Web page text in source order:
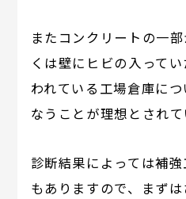
またコンクリートの一
くは壁にヒビの入って
われている工場倉庫に
なうことが理想とされて
診断結果によっては補
もありますので、まず